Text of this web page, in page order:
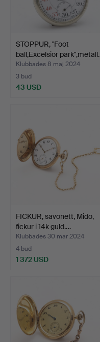
STOPPUR, "Foot
ball,Excelsior park",metall.
Klubbades 8 maj 2024
3 bud
43 USD
FICKUR, savonett, Mido,
fickur i 14k guld.…
Klubbades 30 mar 2024
4 bud
1 372 USD